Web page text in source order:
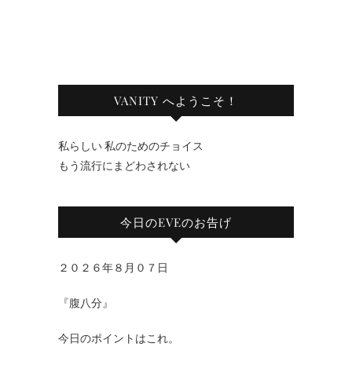
VANITY へようこそ！
私らしい 私のためのチョイス
もう流行にまどわされない
今日のEVEのお告げ
２０２６年８月０７日
『腹八分』
今日のポイントはこれ。